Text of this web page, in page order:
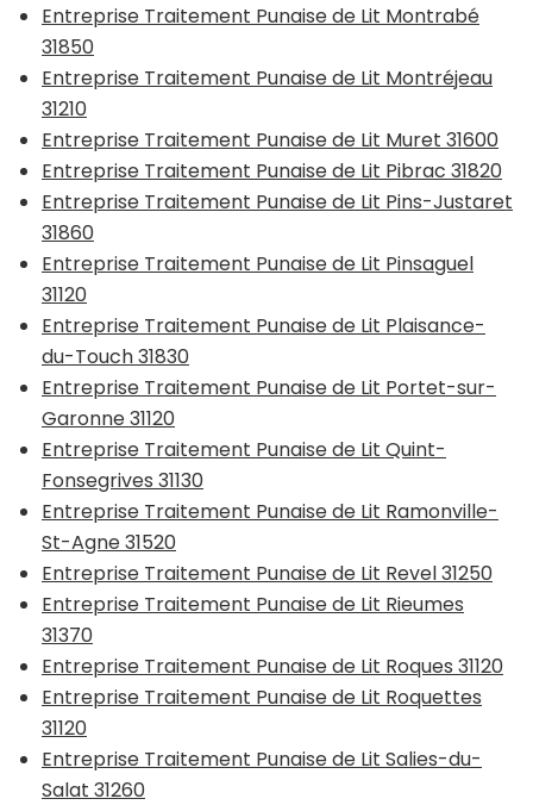
Entreprise Traitement Punaise de Lit Montrabé
31850
Entreprise Traitement Punaise de Lit Montréjeau
31210
Entreprise Traitement Punaise de Lit Muret 31600
Entreprise Traitement Punaise de Lit Pibrac 31820
Entreprise Traitement Punaise de Lit Pins-Justaret
31860
Entreprise Traitement Punaise de Lit Pinsaguel
31120
Entreprise Traitement Punaise de Lit Plaisance-
du-Touch 31830
Entreprise Traitement Punaise de Lit Portet-sur-
Garonne 31120
Entreprise Traitement Punaise de Lit Quint-
Fonsegrives 31130
Entreprise Traitement Punaise de Lit Ramonville-
St-Agne 31520
Entreprise Traitement Punaise de Lit Revel 31250
Entreprise Traitement Punaise de Lit Rieumes
31370
Entreprise Traitement Punaise de Lit Roques 31120
Entreprise Traitement Punaise de Lit Roquettes
31120
Entreprise Traitement Punaise de Lit Salies-du-
Salat 31260